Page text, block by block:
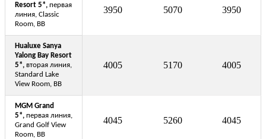
Resort 5*, первая
линия, Classic
Room, BB
3950 5070 3950
Hualuxe Sanya
Yalong Bay Resort
5*, вторая линия,
Standard Lake
View Room, BB
4005 5170 4005
MGM Grand
5*, первая линия,
Grand Golf View
Room, BB
4045 5260 4045